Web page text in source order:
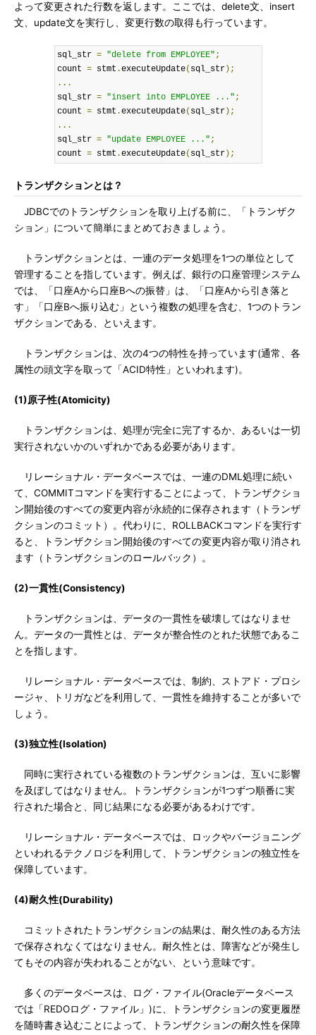
よって変更された行数を返します。ここでは、delete文、insert
文、update文を実行し、変更行数の取得も行っています。
sql_str = "delete from EMPLOYEE" ;
count = stmt .executeUpdate( sql_str);
...
sql_str = "insert into EMPLOYEE ..." ;
count = stmt .executeUpdate( sql_str);
...
sql_str = "update EMPLOYEE ..." ;
count = stmt .executeUpdate( sql_str);
トランザクションとは？
JDBCでのトランザクションを取り上げる前に、「トランザク
ション」について簡単にまとめておきましょう。
トランザクションとは、一連のデータ処理を1つの単位として
管理することを指しています。例えば、銀行の口座管理システム
では、「口座Aから口座Bへの振替」は、「口座Aから引き落と
す」「口座Bへ振り込む」という複数の処理を含む、1つのトラン
ザクションである、といえます。
トランザクションは、次の4つの特性を持っています(通常、各
属性の頭文字を取って「ACID特性」といわれます)。
(1)原子性(Atomicity)
トランザクションは、処理が完全に完了するか、あるいは一切
実行されないかのいずれかである必要があります。
リレーショナル・データベースでは、一連のDML処理に続い
て、COMMITコマンドを実行することによって、トランザクショ
ン開始後のすべての変更内容が永続的に保存されます（トランザ
クションのコミット）。代わりに、ROLLBACKコマンドを実行す
ると、トランザクション開始後のすべての変更内容が取り消され
ます（トランザクションのロールバック）。
(2)一貫性(Consistency)
トランザクションは、データの一貫性を破壊してはなりませ
ん。データの一貫性とは、データが整合性のとれた状態であるこ
とを指します。
リレーショナル・データベースでは、制約、ストアド・プロシ
ージャ、トリガなどを利用して、一貫性を維持することが多いで
しょう。
(3)独立性(Isolation)
同時に実行されている複数のトランザクションは、互いに影響
を及ぼしてはなりません。トランザクションが1つずつ順番に実
行された場合と、同じ結果になる必要があるわけです。
リレーショナル・データベースでは、ロックやバージョニング
といわれるテクノロジを利用して、トランザクションの独立性を
保障しています。
(4)耐久性(Durability)
コミットされたトランザクションの結果は、耐久性のある方法
で保存されなくてはなりません。耐久性とは、障害などが発生し
てもその内容が失われることがない、という意味です。
多くのデータベースは、ログ・ファイル(Oracleデータベース
では「REDOログ・ファイル」)に、トランザクションの変更履歴
を随時書き込むことによって、トランザクションの耐久性を保障